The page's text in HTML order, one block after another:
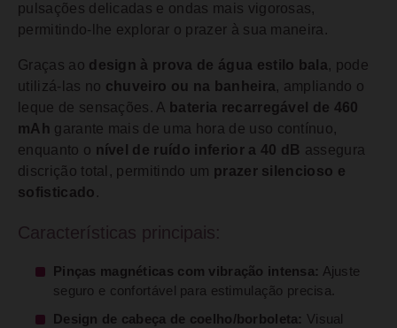
pulsações delicadas e ondas mais vigorosas,
permitindo-lhe explorar o prazer à sua maneira.
Graças ao design à prova de água estilo bala, pode
utilizá-las no chuveiro ou na banheira, ampliando o
leque de sensações. A bateria recarregável de 460
mAh garante mais de uma hora de uso contínuo,
enquanto o nível de ruído inferior a 40 dB assegura
discrição total, permitindo um prazer silencioso e
sofisticado .
Características principais:
Pinças magnéticas com vibração intensa: Ajuste
seguro e confortável para estimulação precisa.
Design de cabeça de coelho/borboleta: Visual